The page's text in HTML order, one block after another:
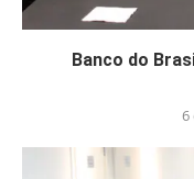
Banco do
6